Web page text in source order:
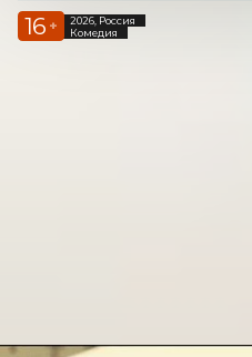
16 +
2026, Россия
Комедия